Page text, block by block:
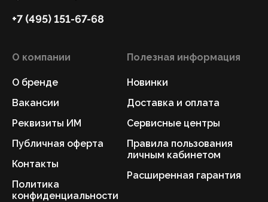
+7 (495) 151-67-68
О компании
О бренде
Вакансии
Реквизиты ИМ
Публичная оферта
Контакты
Политика
конфиденциальности
Полезная информация
Новинки
Доставка и оплата
Сервисные центры
Правила пользования
личным кабинетом
Расширенная гарантия